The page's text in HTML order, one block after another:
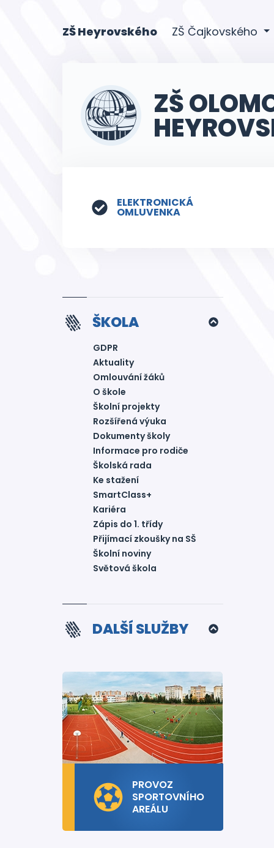
ZŠ Heyrovského(current)
ZŠ Čajkovského
ZŠ
ELEKTRONICKÁ
OMLUVENKA
ŠKOLA
GDPR
Aktuality
Omlouvání žáků
O škole
Školní projekty
Rozšířená výuka
Dokumenty školy
Informace pro rodiče
Školská rada
Ke stažení
SmartClass+
Kariéra
Zápis do 1. třídy
Přijímací zkoušky na SŠ
Školní noviny
Světová škola
DALŠÍ SLUŽBY
PROVOZ
SPORTOVNÍHO
AREÁLU